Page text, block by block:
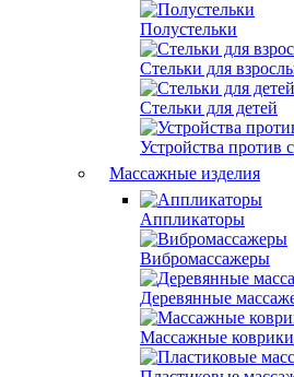
Полустельки
Стельки для
Стельки для детей
Устройства против
Массажные изделия
Аппликаторы
Вибромассажеры
Деревянные
Массажные коврики